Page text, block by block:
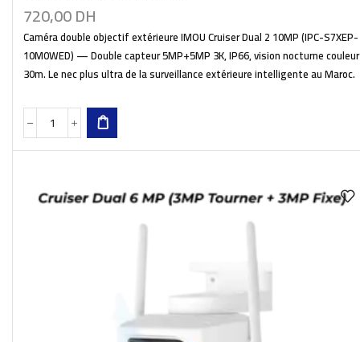
720,00DH
Caméra double objectif extérieure IMOU Cruiser Dual 2 10MP (IPC-S7XEP-
10M0WED) — Double capteur 5MP+5MP 3K, IP66, vision nocturne couleur
30m. Le nec plus ultra de la surveillance extérieure intelligente au Maroc.